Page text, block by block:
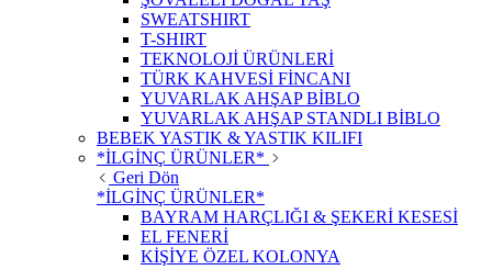
SWEATSHIRT
T-SHIRT
TEKNOLOJİ ÜRÜNLERİ
TÜRK KAHVESİ FİNCANI
YUVARLAK AHŞAP BİBLO
YUVARLAK AHŞAP STANDLI BİBLO
BEBEK YASTIK & YASTIK KILIFI
*İLGİNÇ ÜRÜNLER*
Geri Dön
*İLGİNÇ ÜRÜNLER*
BAYRAM HARÇLIĞI & ŞEKERİ KESESİ
EL FENERİ
KİŞİYE ÖZEL KOLONYA